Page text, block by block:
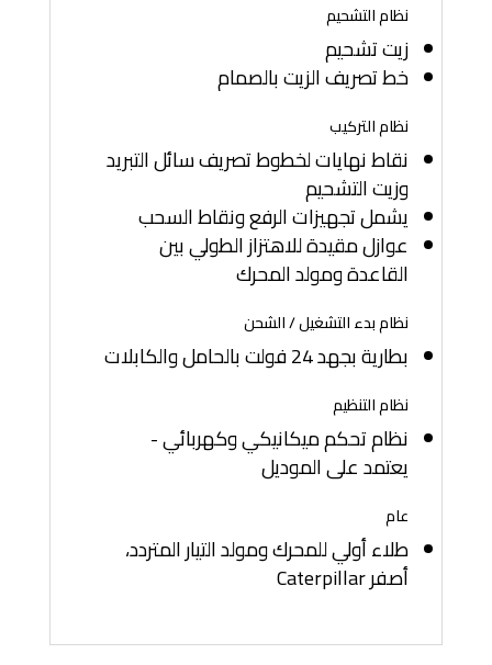
نظام التشحيم
زيت تشحيم
خط تصريف الزيت بالصمام
نظام التركيب
نقاط نهايات لخطوط تصريف سائل التبريد
وزيت التشحيم
يشمل تجهيزات الرفع ونقاط السحب
عوازل مقيدة للاهتزاز الطولي بين
القاعدة ومولد المحرك
نظام بدء التشغيل / الشحن
بطارية بجهد 24 فولت بالحامل والكابلات
نظام التنظيم
نظام تحكم ميكانيكي وكهربائي -
يعتمد على الموديل
عام
طلاء أولي للمحرك ومولد التيار المتردد،
أصفر Caterpillar